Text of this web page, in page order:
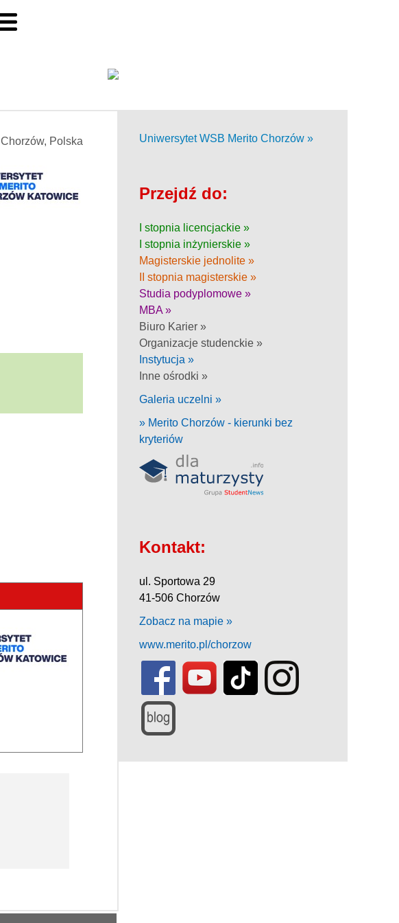
Chorzów, Polska Uniwersytet WSB Merito Chorzów »
Przejdź do:
I stopnia licencjackie »
I stopnia inżynierskie »
Magisterskie jednolite »
II stopnia magisterskie »
Studia podyplomowe »
MBA »
Biuro Karier »
Organizacje studenckie »
Instytucja »
Inne ośrodki »
Galeria uczelni »
» Merito Chorzów - kierunki bez
kryteriów
Kontakt:
ul. Sportowa 29
41-506 Chorzów
Zobacz na mapie »
www.merito.pl/chorzow